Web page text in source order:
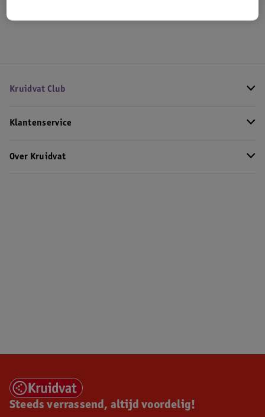
Kruidvat Club
Klantenservice
Over Kruidvat
Steeds verrassend, altijd voordelig!